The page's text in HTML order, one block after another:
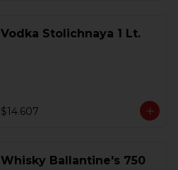
Vodka Stolichnaya 1 Lt.
$14.607
Whisky Ballantine's 750